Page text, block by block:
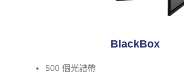
BlackBox
500 個光譜帶